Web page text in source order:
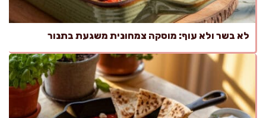
לא בשר ולא עוף: מוסקה צמחונית משגעת בתנור